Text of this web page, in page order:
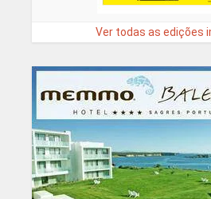
Ver todas as edições